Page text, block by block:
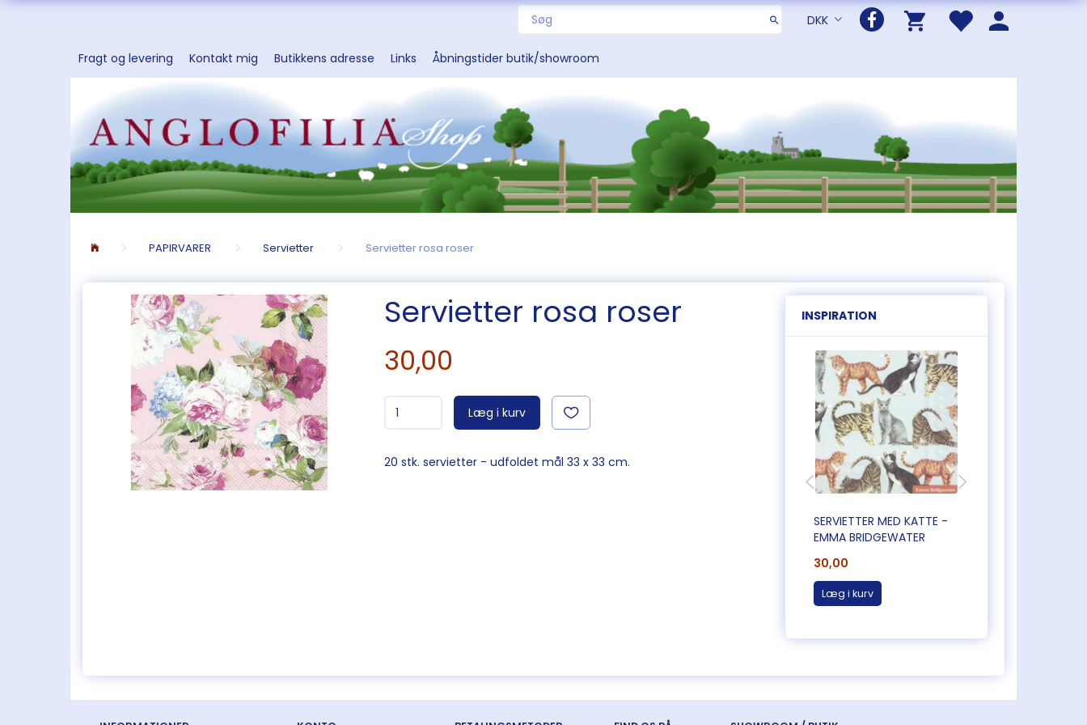
DKK
Fragt og levering Kontakt mig Butikkens adresse Links Åbningstider butik/showroom
PAPIRVARER Servietter Servietter rosa roser
Servietter rosa roser
30,00
Læg i kurv
20 stk. servietter - udfoldet mål 33 x 33 cm.
INSPIRATION
SERVIETTER MED KATTE -
EMMA BRIDGEWATER
30,00
Læg i kurv